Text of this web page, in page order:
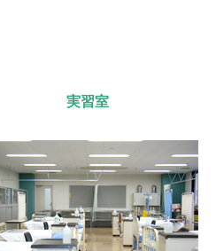
実習室